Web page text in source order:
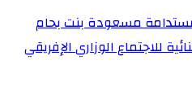
مسعودة بنت بحام
للاجتماع الوزاري الإفريقي